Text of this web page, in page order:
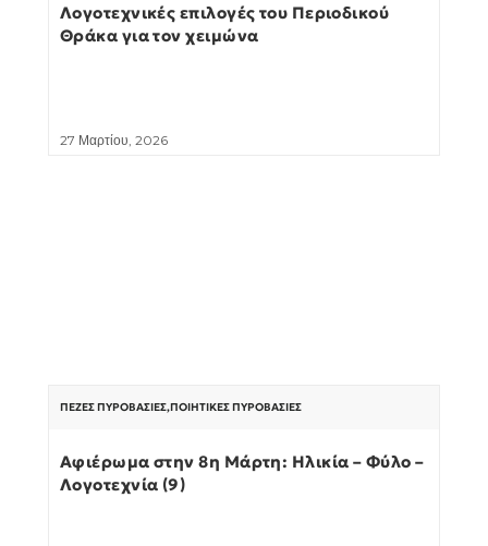
Λογοτεχνικές επιλογές του Περιοδικού
Θράκα για τον χειμώνα
27 Μαρτίου, 2026
ΠΕΖΈΣ ΠΥΡΟΒΑΣΊΕΣ,ΠΟΙΗΤΙΚΈΣ ΠΥΡΟΒΑΣΊΕΣ
Αφιέρωμα στην 8η Μάρτη: Ηλικία – Φύλο –
Λογοτεχνία (9)